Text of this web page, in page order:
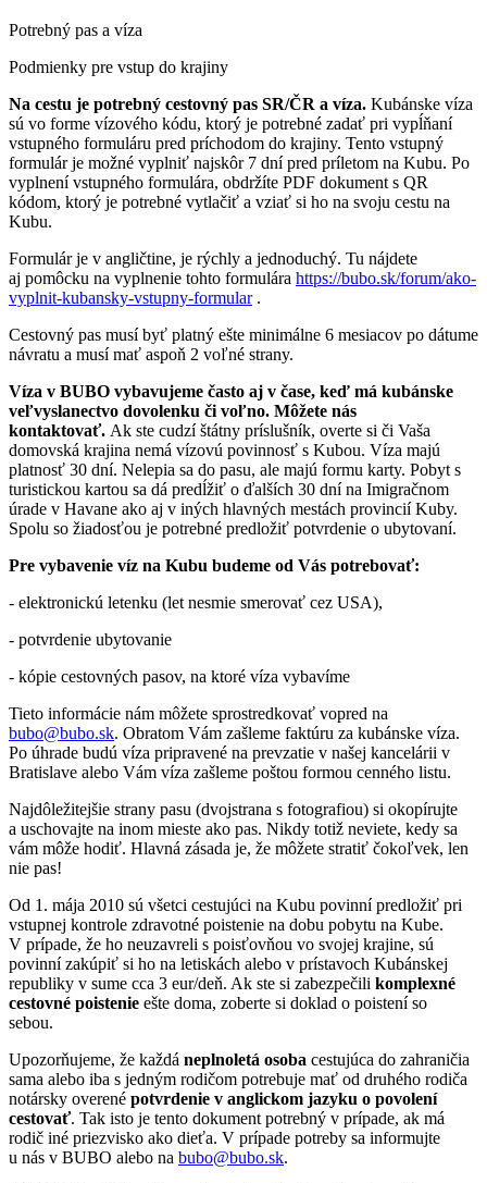
Potrebný pas a víza
Podmienky pre vstup do krajiny
Na cestu je potrebný cestovný pas SR/ČR a víza. Kubánske víza
sú vo forme vízového kódu, ktorý je potrebné zadať pri vypĺňaní
vstupného formuláru pred príchodom do krajiny. Tento vstupný
formulár je možné vyplniť najskôr 7 dní pred príletom na Kubu. Po
vyplnení vstupného formulára, obdržíte PDF dokument s QR
kódom, ktorý je potrebné vytlačiť a vziať si ho na svoju cestu na
Kubu.
Formulár je v angličtine, je rýchly a jednoduchý. Tu nájdete
aj pomôcku na vyplnenie tohto formulára https://bubo.sk/forum/ako-
vyplnit-kubansky-vstupny-formular.
Cestovný pas musí byť platný ešte minimálne 6 mesiacov po dátume
návratu a musí mať aspoň 2 voľné strany.
Víza v BUBO vybavujeme často aj v čase, keď má kubánske
veľvyslanectvo dovolenku či voľno. Môžete nás
kontaktovať. Ak ste cudzí štátny príslušník, overte si či Vaša
domovská krajina nemá vízovú povinnosť s Kubou. Víza majú
platnosť 30 dní. Nelepia sa do pasu, ale majú formu karty. Pobyt s
turistickou kartou sa dá predĺžiť o ďalších 30 dní na Imigračnom
úrade v Havane ako aj v iných hlavných mestách provincií Kuby.
Spolu so žiadosťou je potrebné predložiť potvrdenie o ubytovaní.
Pre vybavenie víz na Kubu budeme od Vás potrebovať:
- elektronickú letenku (let nesmie smerovať cez USA),
- potvrdenie ubytovanie
- kópie cestovných pasov, na ktoré víza vybavíme
Tieto informácie nám môžete sprostredkovať vopred na
bubo@bubo.sk. Obratom Vám zašleme faktúru za kubánske víza.
Po úhrade budú víza pripravené na prevzatie v našej kancelárii v
Bratislave alebo Vám víza zašleme poštou formou cenného listu.
Najdôležitejšie strany pasu (dvojstrana s fotografiou) si okopírujte
a uschovajte na inom mieste ako pas. Nikdy totiž neviete, kedy sa
vám môže hodiť. Hlavná zásada je, že môžete stratiť čokoľvek, len
nie pas!
Od 1. mája 2010 sú všetci cestujúci na Kubu povinní predložiť pri
vstupnej kontrole zdravotné poistenie na dobu pobytu na Kube.
V prípade, že ho neuzavreli s poisťovňou vo svojej krajine, sú
povinní zakúpiť si ho na letiskách alebo v prístavoch Kubánskej
republiky v sume cca 3 eur/deň. Ak ste si zabezpečili komplexné
cestovné poistenie ešte doma, zoberte si doklad o poistení so
sebou.
Upozorňujeme, že každá neplnoletá osoba cestujúca do zahraničia
sama alebo iba s jedným rodičom potrebuje mať od druhého rodiča
notársky overené potvrdenie v anglickom jazyku o povolení
cestovať. Tak isto je tento dokument potrebný v prípade, ak má
rodič iné priezvisko ako dieťa. V prípade potreby sa informujte
u nás v BUBO alebo na bubo@bubo.sk.